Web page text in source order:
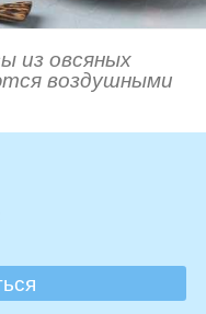
из овсяных
воздушными